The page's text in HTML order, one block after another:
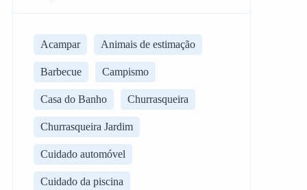
Acampar Animais de estimação
Barbecue Campismo
Casa do Banho Churrasqueira
Churrasqueira Jardim
Cuidado automóvel
Cuidado da piscina